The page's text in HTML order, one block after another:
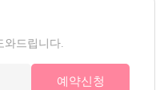
와드립니다.
예약신청